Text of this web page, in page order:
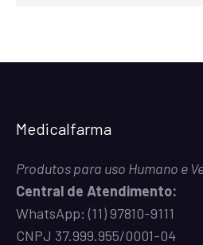
Medicalfarma
Produtos para uso Humano e
Central de Atendimento:
WhatsApp:(11) 97810-9111
CNPJ 37.999.955/0001-04